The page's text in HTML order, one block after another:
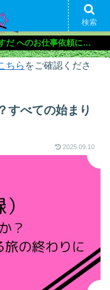
やすだ へのお仕事依頼について
ちら をご確認くださ
すべての始まり
2025.09.10
検索